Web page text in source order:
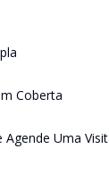
Coberta
Uma